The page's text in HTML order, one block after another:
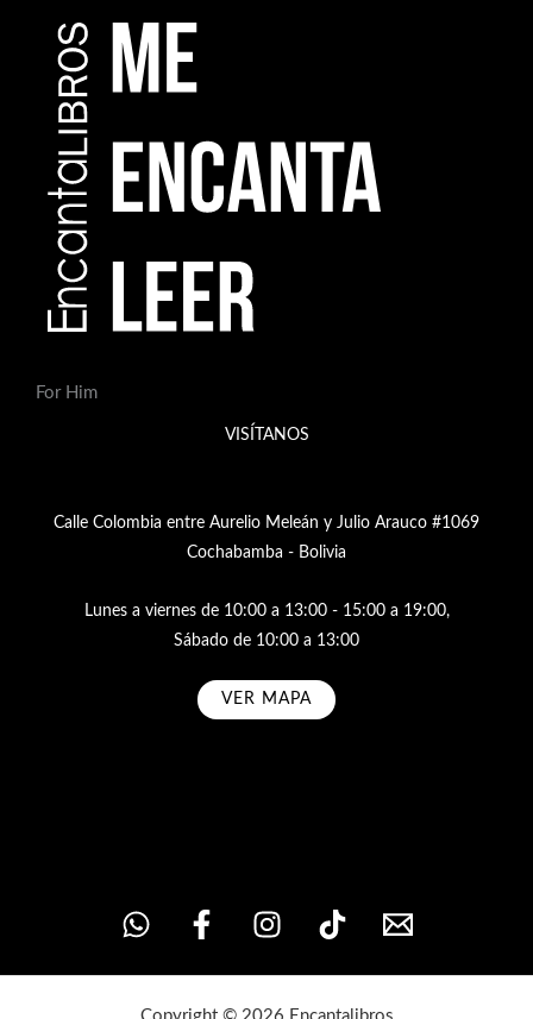
For Him
VISÍTANOS
Calle Colombia entre Aurelio Meleán y Julio Arauco #1069
Cochabamba - Bolivia
Lunes a viernes de 10:00 a 13:00 - 15:00 a 19:00,
Sábado de 10:00 a 13:00
VER MAPA